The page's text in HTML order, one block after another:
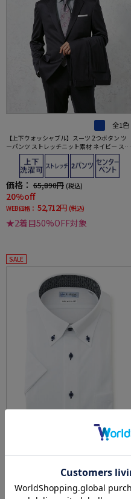
全1色
【上下ウォッシャブル】スーツ 2つボタン ツ
ーパンツ ストレッチニット素材 ネイビー スト
ライプ リッケンバッカー 秋冬
価格： 65,890円 (税込)
20%off
WEB価格： 52,712円 (税込)
★2着目50%OFF対象
SALE
【完全ノーアイロン】半袖アイシャツ メタク
ール 半袖ワイシャツ ボタンダウン ストライプ